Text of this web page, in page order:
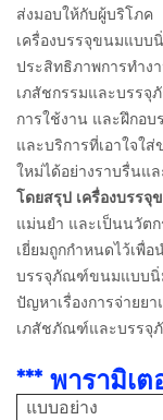
ส่งมอบให้กับผู้บริโภค
เครื่องบรรจุขนมแบบ
ประสิทธิภาพการทำง
เภสัชกรรมและบรร
การใช้งาน และฝึกอ
และบริการที่เอาใจใ
ใหม่ได้อย่างราบรื่นแ
โดยสรุป เครื่องบรร
แม่นยำ และเป็นนวัต
เยี่ยมถูกกำหนดไว้เพื่
บรรจุภัณฑ์ขนมแบบนิ่
ปัญหาเรื่องการจ่าย
เภสัชภัณฑ์และบรรจุ
*** พารามิเ
แบบอย่าง